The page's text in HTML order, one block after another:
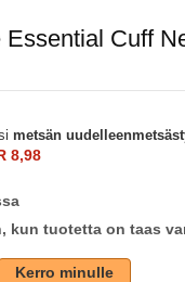
Cuff
metsän
8,98
kun tuotetta on taas
Kerro minulle